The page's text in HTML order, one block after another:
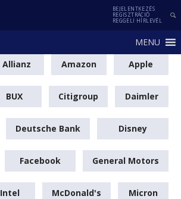
BEJELENTKEZÉS
REGISZTRÁCIÓ
REGGELI HÍRLEVÉL
MENU
Allianz Amazon Apple
BUX Citigroup Daimler
Deutsche Bank Disney
Facebook General Motors
Intel McDonald's Micron